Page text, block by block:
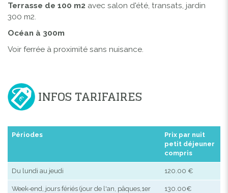
Terrasse de 100 m2 avec salon d'été, transats, jardin
300 m2.
Océan à 300m
Voir ferrée à proximité sans nuisance.
INFOS TARIFAIRES
Périodes
Prix par nuit
petit déjeuner
compris
Du lundi au jeudi 120.00 €
Week-end, jours fériés (jour de l'an, pâques,1er
130.00€